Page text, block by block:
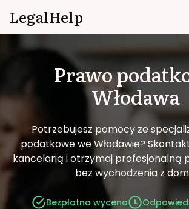
LegalHelp
Prawo
Włodawa
Potrzebujesz pomocy ze
podatkowe we Włodawie?
kancelarią i otrzymaj profesjonalną
bez wychodzenia z
Bezpłatna wycena